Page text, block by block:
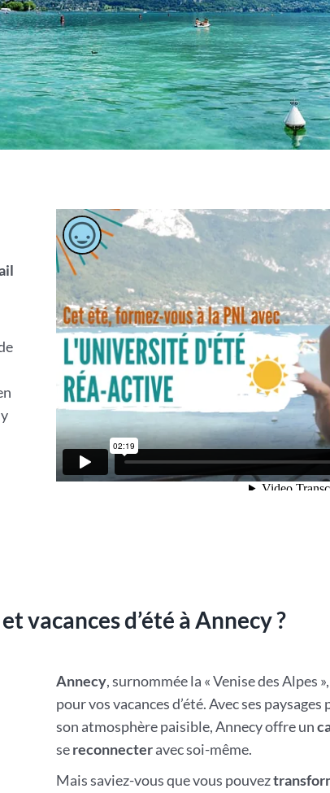
vacances d’été à Annecy ?
Annecy, surnommée la « Venise des Alpes
pour vos vacances d’été. Avec ses
son atmosphère paisible, Annecy offre un
sereconnecteravec soi-même.
Mais saviez-vous que vous pouvez